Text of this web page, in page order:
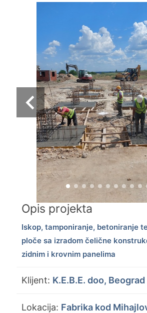
navigate_before
Opis projekta
Iskop, tamponiranje, betoniranje
ploče sa izradom čelične
zidnim i krovnim panelima
Klijent: K.E.B.E. doo, Beograd
Lokacija: Fabrika kod